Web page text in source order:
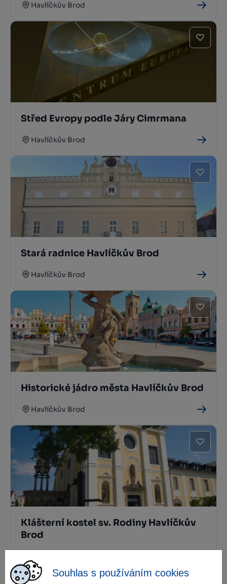
Souhlas s používáním cookies
Havlíčkův Brod
Střed Evropy podle Járy Cimrmana
Havlíčkův Brod
Stará radnice Havlíčkův Brod
Havlíčkův Brod
Historické jádro města Havlíčkův Brod
Havlíčkův Brod
Klášterní kostel sv. Rodiny Havlíčkův
Brod